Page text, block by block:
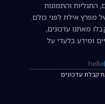
התגליות והתמונות
מפרץ אילת לפני כולם.
מאתנו עדכונים,
ומידע בלעדי על
להרשמה לניוזלטר
קבלת עדכונים